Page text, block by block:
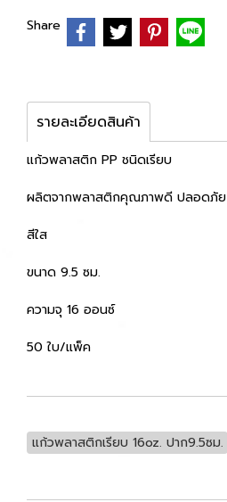
Share
รายละเอียดสินค้า
แก้วพลาสติก PP ชนิดเรียบ
ผลิตจากพลาสติกคุณภาพดี ปลอดภัย
สีใส
ขนาด 9.5 ซม.
ความจุ 16 ออนซ์
50 ใบ/แพ็ค
แก้วพลาสติกเรียบ 16oz. ปาก9.5ซม.